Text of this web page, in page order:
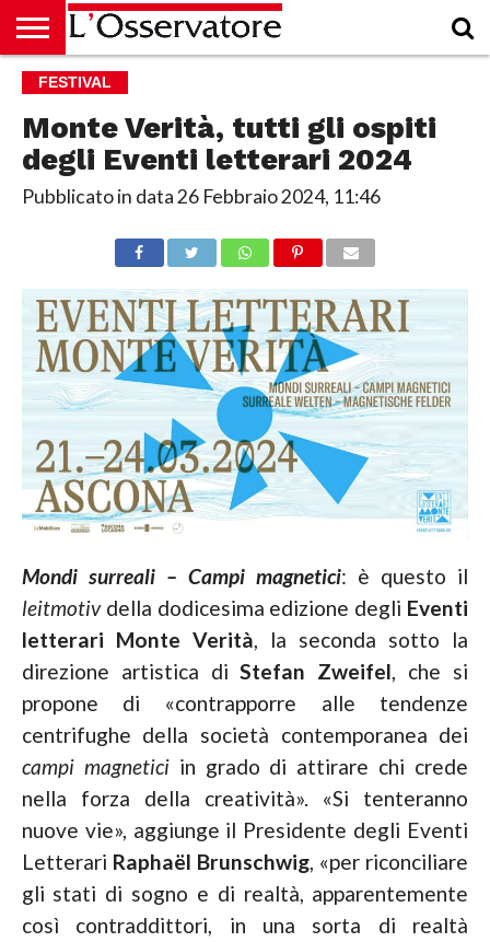
HOME
CULTURA
ECONOMIA
RUBRICHE
ARCHIVIO
PODCAST
ABBONAMENTO
CHI
ACCEDI
FESTIVAL
Monte Verità, tutti gli ospiti
degli Eventi letterari 2024
Pubblicato in data26 Febbraio 2024, 11:46
Mondi surreali – Campi magnetici: è questo il
leitmotivdella dodicesima edizione degli Eventi
letterari Monte Verità, la seconda sotto la
direzione artistica diStefan Zweifel, che si
propone di «contrapporre alle tendenze
centrifughe della società contemporanea dei
campi magneticiin grado di attirare chi crede
nella forza della creatività». «Si tenteranno
nuove vie», aggiunge il Presidente degli Eventi
Letterari Raphaël Brunschwig, «per riconciliare
gli stati di sogno e di realtà, apparentemente
così contraddittori, in una sorta di realtà